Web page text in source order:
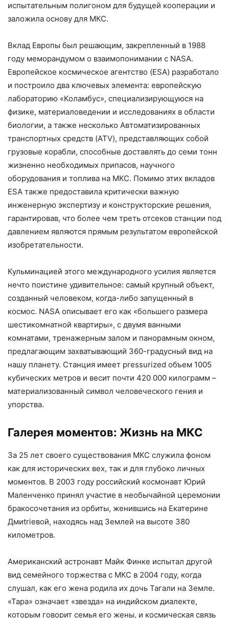
испытательным полигоном для будущей кооперации и
заложила основу для МКС.
Вклад Европы был решающим, закрепленный в 1988
году меморандумом о взаимопонимании с NASA.
Европейское космическое агентство (ESA) разработало
и построило два ключевых элемента: европейскую
лабораторию «Коламбус», специализирующуюся на
физике, материаловедении и исследованиях в области
биологии, а также несколько Автоматизированных
транспортных средств (ATV), представляющих собой
грузовые корабли, способные доставлять до семи тонн
жизненно необходимых припасов, научного
оборудования и топлива на МКС. Помимо этих вкладов
ESA также предоставила критически важную
инженерную экспертизу и конструкторские решения,
гарантировав, что более чем треть отсеков станции под
давлением являются прямым результатом европейской
изобретательности.
Кульминацией этого международного усилия является
нечто поистине удивительное: самый крупный объект,
созданный человеком, когда-либо запущенный в
космос. NASA описывает его как «большего размера
шестикомнатной квартиры», с двумя ванными
комнатами, тренажерным залом и панорамным окном,
предлагающим захватывающий 360-градусный вид на
нашу планету. Станция имеет pressurized объем 1005
кубических метров и весит почти 420 000 килограмм –
материализованный символ человеческого гения и
упорства.
Галерея моментов: Жизнь на МКС
За 25 лет своего существования МКС служила фоном
как для исторических вех, так и для глубоко личных
моментов. В 2003 году российский космонавт Юрий
Маленченко принял участие в необычайной церемонии
бракосочетания из орбиты, женившись на Екатерине
Дмиtrieвой, находясь над Землей на высоте 380
километров.
Американский астронавт Майк Финке испытал другой
вид семейного торжества с МКС в 2004 году, когда
слушал, как его жена родила их дочь Тагали на Земле.
«Тара» означает «звезда» на индийском диалекте,
которым говорит семья его жены, и космическая связь